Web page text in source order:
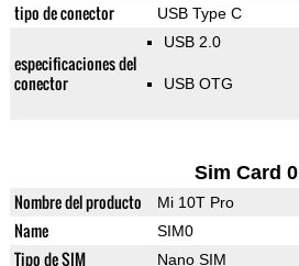
tipo de conector USB Type C
especificaciones del
conector
USB 2.0
USB OTG
Sim Card 0
Nombre del producto Mi 10T Pro
Name SIM0
Tipo de SIM Nano SIM